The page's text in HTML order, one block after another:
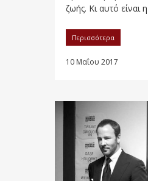
ζωής. Κι αυτό είναι
Περισσότερα
10 Μαΐου 2017